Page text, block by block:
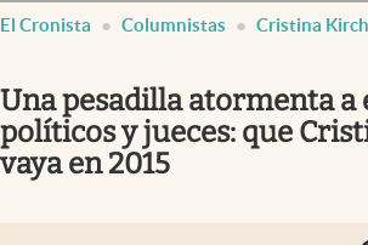
Mercados Online
Columnistas
Otras secciones
El Cronista Columnistas Cristina
Una pesadilla atormenta a
políticos y jueces: que
vaya en 2015